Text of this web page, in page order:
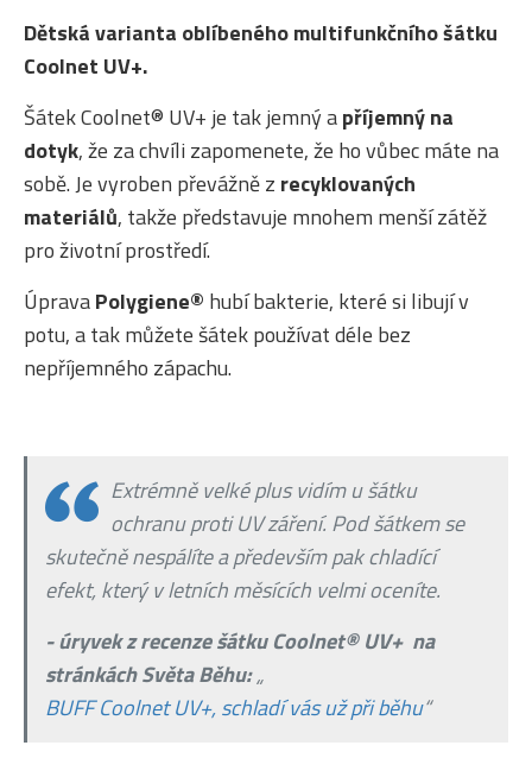
Dětská varianta oblíbeného multifunkčního šátku
Coolnet UV+.
Šátek Coolnet® UV+ je tak jemný apříjemný na
dotyk, že za chvíli zapomenete, že ho vůbec máte na
sobě. Je vyroben převážně z recyklovaných
materiálů, takže představuje mnohem menší zátěž
pro životní prostředí.
ÚpravaPolygiene® hubí bakterie, které si libují v
potu, a tak můžete šátek používat déle bez
nepříjemného zápachu.
Extrémně velké plus vidím u šátku
ochranu proti UV záření. Pod šátkem se
skutečně nespálíte a především pak chladící
efekt, který v letních měsících velmi oceníte.
- úryvek z recenze šátku Coolnet® UV+ na
stránkách Světa Běhu:„
BUFF Coolnet UV+, schladí vás už při běhu“